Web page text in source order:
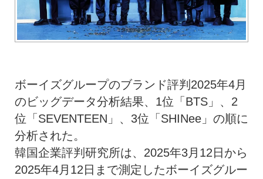
ボーイズグループのブランド評判2025年4月
のビッグデータ分析結果、1位「BTS」、2
位「SEVENTEEN」、3位「SHINee」の順に
分析された。
韓国企業評判研究所は、2025年3月12日から
2025年4月12日まで測定したボーイズグルー